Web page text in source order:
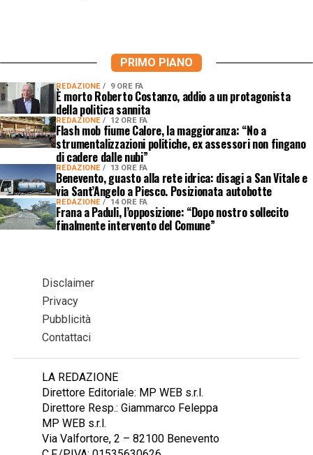
PRIMO PIANO
REDAZIONE 9 ORE FA
È morto Roberto Costanzo, addio a un protagonista
della politica sannita
REDAZIONE 12 ORE FA
Flash mob fiume Calore, la maggioranza: “No a
strumentalizzazioni politiche, ex assessori non fingano
di cadere dalle nubi”
REDAZIONE 13 ORE FA
Benevento, guasto alla rete idrica: disagi a San Vitale e
via Sant’Angelo a Piesco. Posizionata autobotte
REDAZIONE 14 ORE FA
Frana a Paduli, l’opposizione: “Dopo nostro sollecito
finalmente intervento del Comune”
Disclaimer
Privacy
Pubblicità
Contattaci
LA REDAZIONE
Direttore Editoriale: MP WEB s.r.l.
Direttore Resp.: Giammarco Feleppa
MP WEB s.r.l.
Via Valfortore, 2 – 82100 Benevento